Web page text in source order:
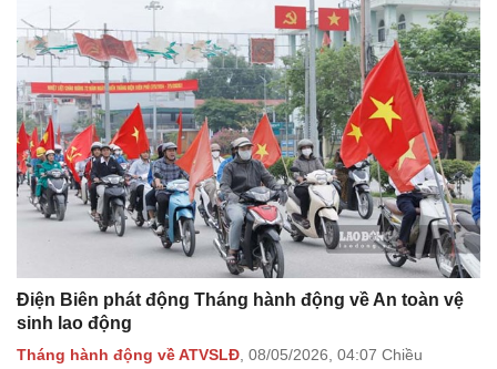
Điện Biên phát động Tháng hành động về An toàn vệ
sinh lao động
Tháng hành động về ATVSLĐ 08/05/2026, 04:07 Chiều